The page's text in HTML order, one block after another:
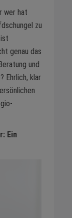
wer hat
zu
genau das
und
Ehrlich, klar
Ein